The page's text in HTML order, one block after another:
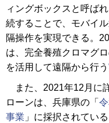
ィングボックスと呼ば
続することで、モバイ
隔操作を実現できる。
は、完全養殖クロマグ
を活用して遠隔から行う
また、2021年12月に
ローンは、兵庫県の「
事業 」に採択されてい